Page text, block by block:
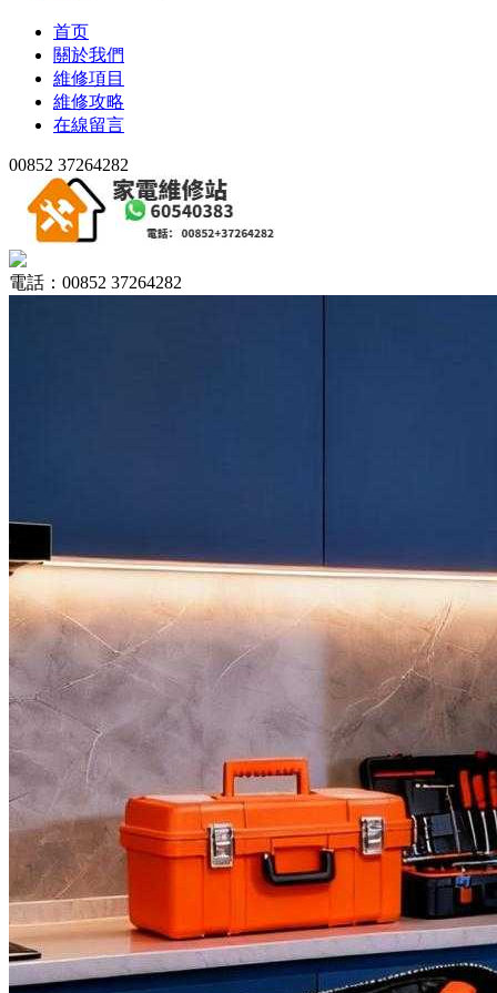
首页
關於我們
維修項目
維修攻略
在線留言
00852 37264282
電話：00852 37264282